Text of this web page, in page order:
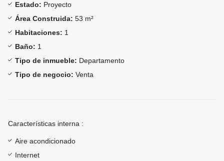
Estado: Proyecto
Área Construida: 53 m²
Habitaciones: 1
Baño: 1
Tipo de inmueble: Departamento
Tipo de negocio: Venta
Características interna :
Aire acondicionado
Internet